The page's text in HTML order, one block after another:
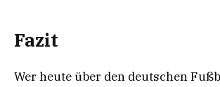
Fazit
Wer heute über den deutschen